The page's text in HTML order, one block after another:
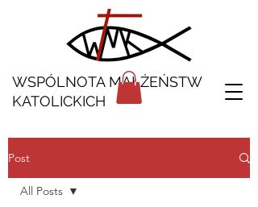
WSPÓLNOTA MAŁŻEŃSTW
KATOLICKICH
Post
All Posts